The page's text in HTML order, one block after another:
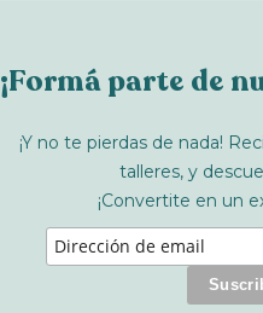
¡Formá parte de
¡Y no te pierdas de nada!
talleres, y
¡Convertite en un